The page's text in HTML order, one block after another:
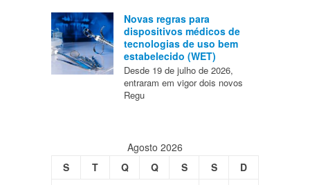
Novas regras para
dispositivos médicos de
tecnologias de uso bem
estabelecido (WET)
Desde 19 de julho de 2026,
entraram em vigor dois novos
Regu
Agosto 2026
S
T Q Q S S
D